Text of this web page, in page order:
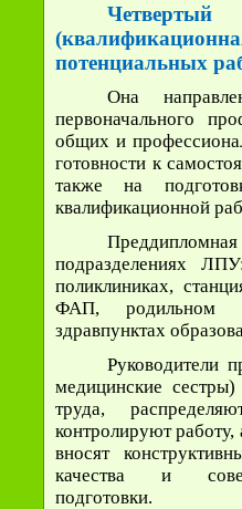
потенциальных
Она
первоначального
общих и
готовности к
также на
квалификационной
подразделениях
поликлиниках,
ФАП, родильном
здравпунктах
Руководители
медицинские
труда,
контролируют работу,
вносят
качества и
подготовки.